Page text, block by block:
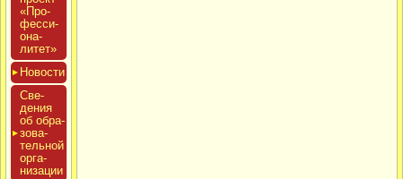
«Про­
фес­си­
она­
литет»
Новос­ти
Све­
дения
об об­ра­
зова­
тель­ной
ор­га­
низа­ции